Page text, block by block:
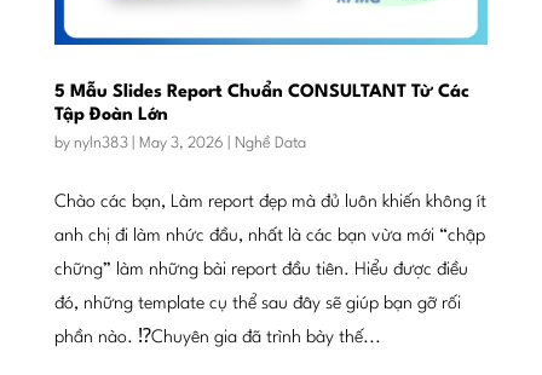
5 Mẫu Slides Report Chuẩn CONSULTANT Từ Các
Tập Đoàn Lớn
by nyln383| May 3, 2026 Nghề Data
Chào các bạn, Làm report đẹp mà đủ luôn khiến không ít
anh chị đi làm nhức đầu, nhất là các bạn vừa mới “chập
chững” làm những bài report đầu tiên. Hiểu được điều
đó, những template cụ thể sau đây sẽ giúp bạn gỡ rối
phần nào. ⁉️Chuyên gia đã trình bày thế...